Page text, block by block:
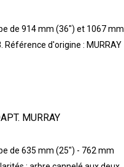
de 914 mm (36") et 1067 mm
d'origine : MURRAY
MURRAY
de 635 mm (25") - 762 mm